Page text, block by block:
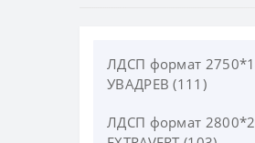
ЛДСП формат
УВАДРЕВ (111)
ЛДСП
ЛДСП формат